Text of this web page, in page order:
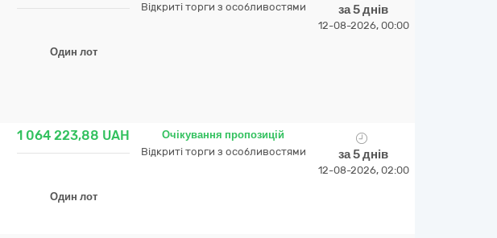
Один лот
Відкриті торги з особливостями
за 5 днів
12-08-2026, 00:00
1 064 223,88 UAH
Один лот
Очікування пропозицій
Відкриті торги з особливостями
за 5 днів
12-08-2026, 02:00